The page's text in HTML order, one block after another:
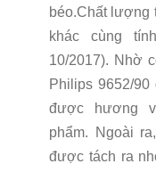
béo.Chất lượng
khác cùng
10/2017). Nhờ
Philips 9652/
được hương
phẩm. Ngoài
được tách ra